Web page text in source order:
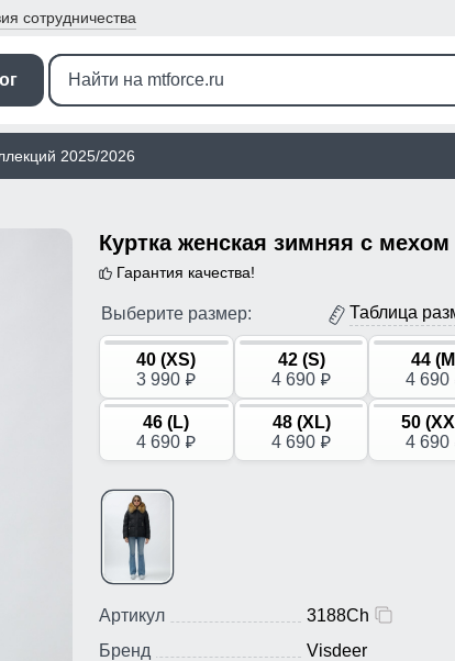
сотрудничества
2025/2026
Гарантия качества!
Выберите размер: Таблица
40 (XS)
3 990 p
42 (S)
4 690 p
44
4 690
46 (L)
4 690 p
48 (XL)
4 690 p
50
4 690
Артикул
3188Ch
Бренд
Visdeer